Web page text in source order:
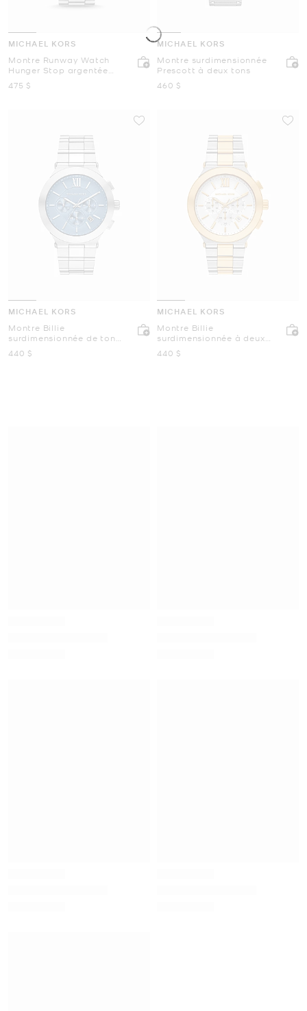
MICHAEL KORS
Montre Runway Watch
Hunger Stop argentée
surdimensionnée
maintenant
475 $
MICHAEL KORS
Montre surdimensionnée
Prescott à deux tons
maintenant
460 $
MICHAEL KORS
Montre Billie
surdimensionnée de ton
argent
maintenant
440 $
MICHAEL KORS
Montre Billie
surdimensionnée à deux
tons
maintenant
440 $